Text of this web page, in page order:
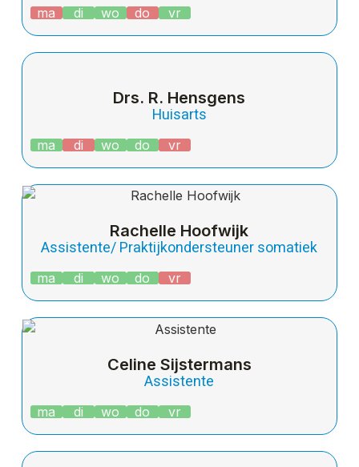
ma di wo do vr
Drs. R. Hensgens
Huisarts
ma di wo do vr
Rachelle Hoofwijk
Assistente/ Praktijkondersteuner somatiek
ma di wo do vr
Celine Sijstermans
Assistente
ma di wo do vr